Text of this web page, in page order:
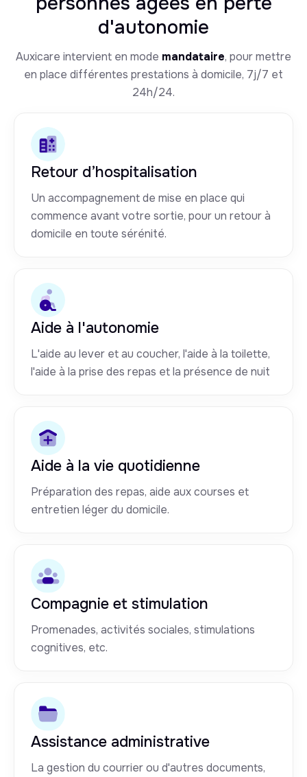
d'autonomie
Auxicare intervient en mode mandataire, pour mettre
en place différentes prestations à domicile, 7j/7 et
24h/24.
Retour d’hospitalisation
Un accompagnement de mise en place qui
commence avant votre sortie, pour un retour à
domicile en toute sérénité.
Aide à l'autonomie
L'aide au lever et au coucher, l'aide à la toilette,
l'aide à la prise des repas et la présence de nuit
Aide à la vie quotidienne
Préparation des repas, aide aux courses et
entretien léger du domicile.
Compagnie et stimulation
Promenades, activités sociales, stimulations
cognitives, etc.
Assistance administrative
La gestion du courrier ou d'autres documents,